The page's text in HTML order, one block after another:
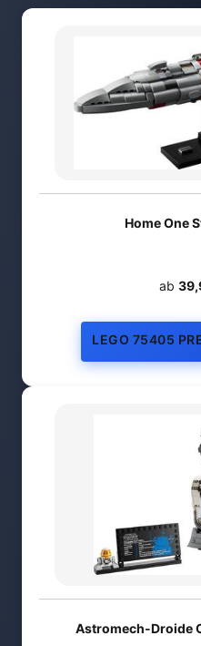
Home One
ab
LEGO 75405
Astromech-Droide